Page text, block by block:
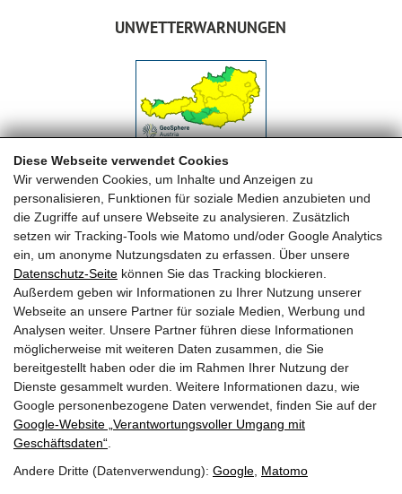
Diese Webseite verwendet Cookies
Wir verwenden Cookies, um Inhalte und Anzeigen zu
personalisieren, Funktionen für soziale Medien anzubieten und
die Zugriffe auf unsere Webseite zu analysieren. Zusätzlich
setzen wir Tracking-Tools wie Matomo und/oder Google Analytics
ein, um anonyme Nutzungsdaten zu erfassen. Über unsere
Datenschutz-Seite können Sie das Tracking blockieren.
Außerdem geben wir Informationen zu Ihrer Nutzung unserer
Webseite an unsere Partner für soziale Medien, Werbung und
Analysen weiter. Unsere Partner führen diese Informationen
möglicherweise mit weiteren Daten zusammen, die Sie
bereitgestellt haben oder die im Rahmen Ihrer Nutzung der
Dienste gesammelt wurden. Weitere Informationen dazu, wie
Google personenbezogene Daten verwendet, finden Sie auf der
Google‑Website „Verantwortungsvoller Umgang mit
Geschäftsdaten“
Andere Dritte (Datenverwendung): Google Matomo
UNWETTERWARNUNGEN
FREIWILLIGE FEUERWEHR MAISHOFEN
OFK HBI Michael Auböck
OFK Stv. OBI Herbert Huber
Telefon: +43 (0) 6542 68122
Email:ff-maishofen@lfv-sbg.at
QUICKLINKS